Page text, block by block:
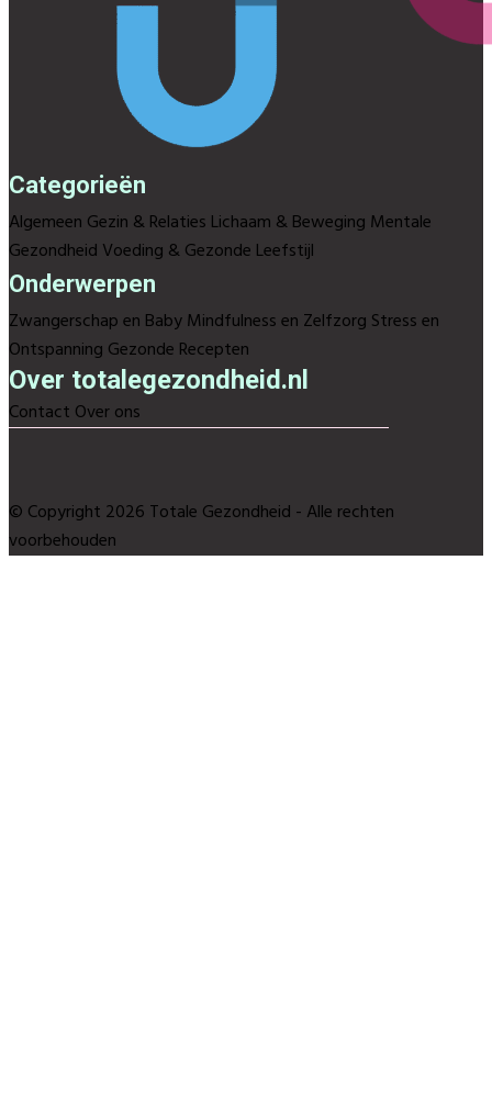
Categorieën
Algemeen Gezin & Relaties Lichaam & Beweging Mentale
Gezondheid Voeding & Gezonde Leefstijl
Onderwerpen
Zwangerschap en BabyMindfulness en Zelfzorg Stress en
Ontspanning Gezonde Recepten
Over totalegezondheid.nl
Contact Over ons
© Copyright 2026 Totale Gezondheid - Alle rechten
voorbehouden